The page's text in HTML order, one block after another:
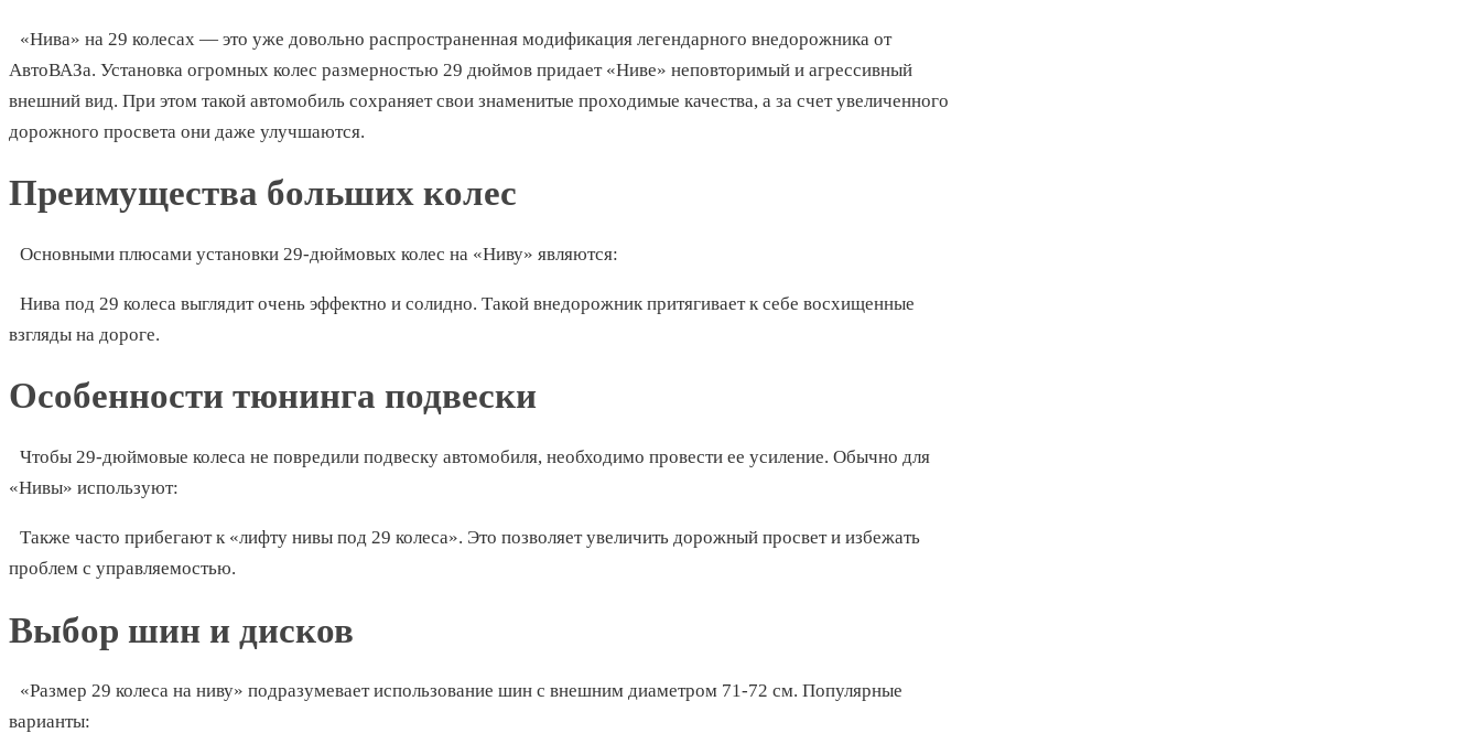
«Нива» на 29 колесах — это уже довольно распространенная модификация легендарного внедорожника от
АвтоВАЗа. Установка огромных колес размерностью 29 дюймов придает «Ниве» неповторимый и агрессивный
внешний вид. При этом такой автомобиль сохраняет свои знаменитые проходимые качества, а за счет увеличенного
дорожного просвета они даже улучшаются.
Преимущества больших колес
Основными плюсами установки 29-дюймовых колес на «Ниву» являются:
Нива под 29 колеса выглядит очень эффектно и солидно. Такой внедорожник притягивает к себе восхищенные
взгляды на дороге.
Особенности тюнинга подвески
Чтобы 29-дюймовые колеса не повредили подвеску автомобиля, необходимо провести ее усиление. Обычно для
«Нивы» используют:
Также часто прибегают к «лифту нивы под 29 колеса». Это позволяет увеличить дорожный просвет и избежать
проблем с управляемостью.
Выбор шин и дисков
«Размер 29 колеса на ниву» подразумевает использование шин с внешним диаметром 71-72 см. Популярные
варианты: